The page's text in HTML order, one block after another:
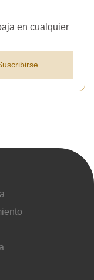
en cualquier